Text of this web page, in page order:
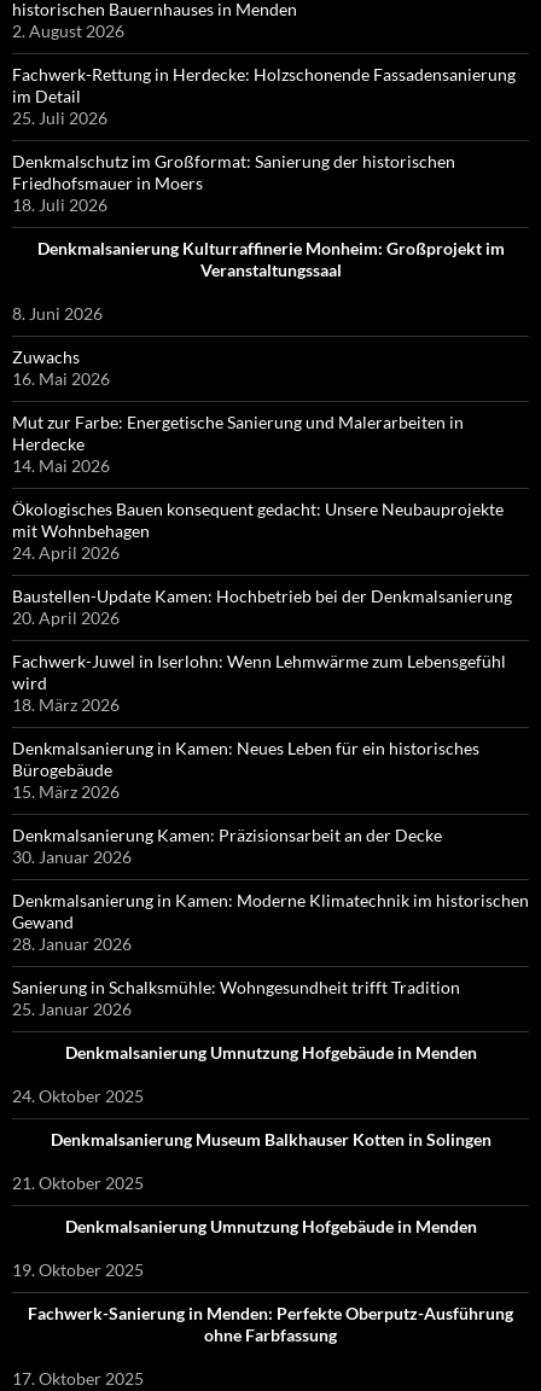
historischen Bauernhauses in Menden
2. August 2026
Fachwerk-Rettung in Herdecke: Holzschonende Fassadensanierung
im Detail
25. Juli 2026
Denkmalschutz im Großformat: Sanierung der historischen
Friedhofsmauer in Moers
18. Juli 2026
Denkmalsanierung Kulturraffinerie Monheim: Großprojekt im
Veranstaltungssaal
8. Juni 2026
Zuwachs
16. Mai 2026
Mut zur Farbe: Energetische Sanierung und Malerarbeiten in
Herdecke
14. Mai 2026
Ökologisches Bauen konsequent gedacht: Unsere Neubauprojekte
mit Wohnbehagen
24. April 2026
Baustellen-Update Kamen: Hochbetrieb bei der Denkmalsanierung
20. April 2026
Fachwerk-Juwel in Iserlohn: Wenn Lehmwärme zum Lebensgefühl
wird
18. März 2026
Denkmalsanierung in Kamen: Neues Leben für ein historisches
Bürogebäude
15. März 2026
Denkmalsanierung Kamen: Präzisionsarbeit an der Decke
30. Januar 2026
Denkmalsanierung in Kamen: Moderne Klimatechnik im historischen
Gewand
28. Januar 2026
Sanierung in Schalksmühle: Wohngesundheit trifft Tradition
25. Januar 2026
Denkmalsanierung Umnutzung Hofgebäude in Menden
24. Oktober 2025
Denkmalsanierung Museum Balkhauser Kotten in Solingen
21. Oktober 2025
Denkmalsanierung Umnutzung Hofgebäude in Menden
19. Oktober 2025
Fachwerk-Sanierung in Menden: Perfekte Oberputz-Ausführung
ohne Farbfassung
17. Oktober 2025